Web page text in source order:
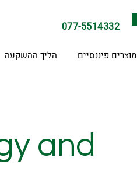
077-5514332
מוצרים פיננסיים הליך ההשקעה
and